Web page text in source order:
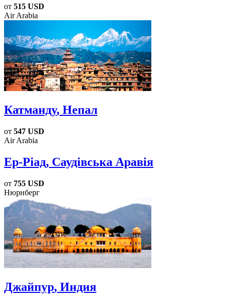
от 515 USD
Air Arabia
Катманду, Непал
от 547 USD
Air Arabia
Ер-Ріад, Саудівська Аравія
от 755 USD
Нюрнберг
Джайпур, Индия